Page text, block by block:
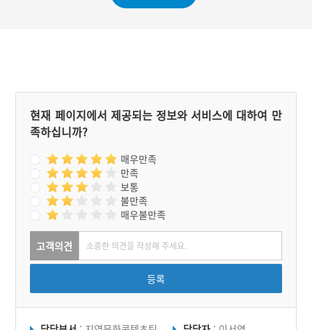
현재 페이지에서 제공되는 정보와 서비스에 대하여 만
족하십니까?
매우만족
만족
보통
불만족
매우불만족
고객의견
등록